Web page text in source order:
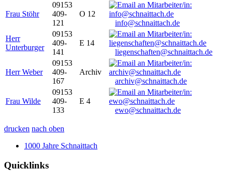
Frau Stöhr
09153
409-
121
O 12
info@schnaittach.de
Herr
Unterburger
09153
409-
141
E 14
liegenschaften@schnaittach.de
Herr Weber
09153
409-
167
Archiv
archiv@schnaittach.de
Frau Wilde
09153
409-
133
E 4
ewo@schnaittach.de
drucken nach oben
1000 Jahre Schnaittach
Quicklinks